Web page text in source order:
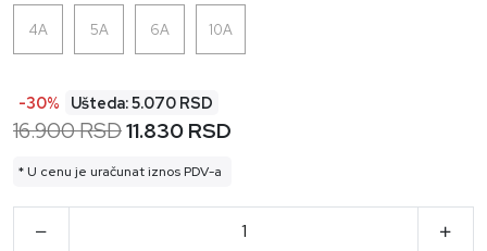
4A 5A 6A 10A
-30% Ušteda: 5.070 RSD
16.900 RSD11.830 RSD
* U cenu je uračunat iznos PDV-a